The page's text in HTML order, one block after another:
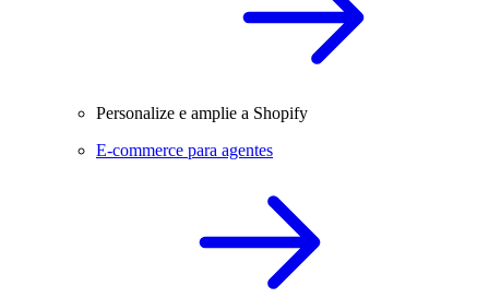
Personalize e amplie a Shopify
E-commerce para agentes